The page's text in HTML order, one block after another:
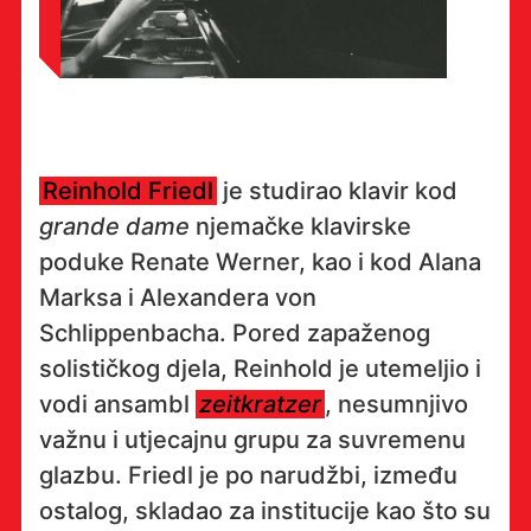
Reinhold Friedl je studirao klavir kod
grande dame njemačke klavirske
poduke Renate Werner, kao i kod Alana
Marksa i Alexandera von
Schlippenbacha. Pored zapaženog
solističkog djela, Reinhold je utemeljio i
vodi ansambl zeitkratzer , nesumnjivo
važnu i utjecajnu grupu za suvremenu
glazbu. Friedl je po narudžbi, između
ostalog, skladao za institucije kao što su